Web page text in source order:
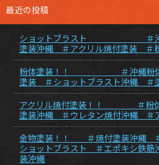
最近の投稿
ショットブラスト ＃沖縄
塗装沖縄 ＃アクリル焼付塗装 ＃
粉体塗装！！ ＃沖縄粉体
塗装 ＃ショットブラスト沖縄 ＃
アクリル焼付塗装！！ ＃粉体
塗装沖縄 ＃ウレタン焼付沖縄 ＃
金物塗装！！ ＃焼付塗装沖縄
ショットブラスト ＃エポキシ鉄
装沖縄